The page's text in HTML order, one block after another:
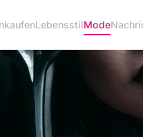
LebensstilMode